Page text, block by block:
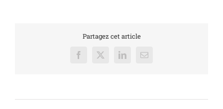
Partagez cet article
Facebook
X LinkedInEmail